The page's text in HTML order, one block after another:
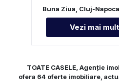
Buna Ziua, Cluj-Napoca
Vezi mai
TOATE CASELE, Agenție
ofera 64 oferte imobiliare,